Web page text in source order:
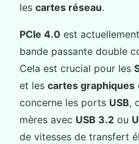
les cartes réseau.
PCIe 4.0 est
bande passante double
Cela est crucial pour les
et les cartes graphiques
concerne les ports USB,
mères avec USB 3.2 ou
de vitesses de transfert